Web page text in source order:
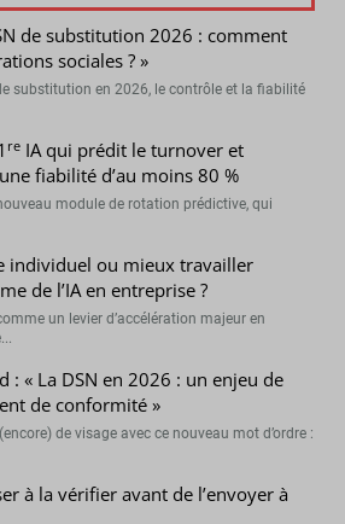
de substitution 2026 : comment
sociales ? »
substitution en 2026, le contrôle et la fiabilité
re IA qui prédit le turnover et
fiabilité d’au moins 80 %
module de rotation prédictive, qui
individuel ou mieux travailler
de l’IA en entreprise ?
un levier d’accélération majeur en
: « La DSN en 2026 : un enjeu de
de conformité »
de visage avec ce nouveau mot d’ordre :
à la vérifier avant de l’envoyer à